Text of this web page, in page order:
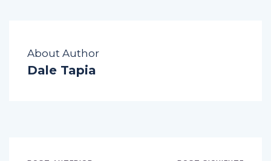
About Author
Dale Tapia